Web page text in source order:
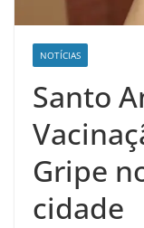
NOTÍCIAS
Santo
Gripe
cidade